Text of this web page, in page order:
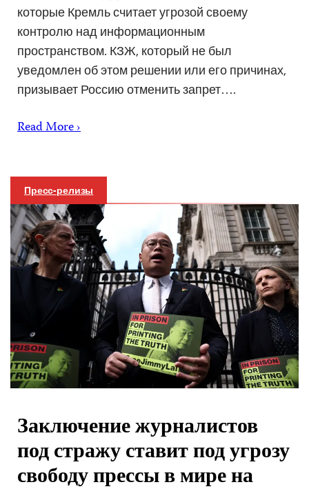
которые Кремль считает угрозой своему
контролю над информационным
пространством. КЗЖ, который не был
уведомлен об этом решении или его причинах,
призывает Россию отменить запрет….
Read More ›
Пресс-релизы
Заключение журналистов
под стражу ставит под угрозу
свободу прессы в мире на